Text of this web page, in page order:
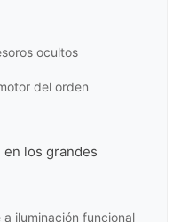
ocultos
del orden
los grandes
iluminación funcional